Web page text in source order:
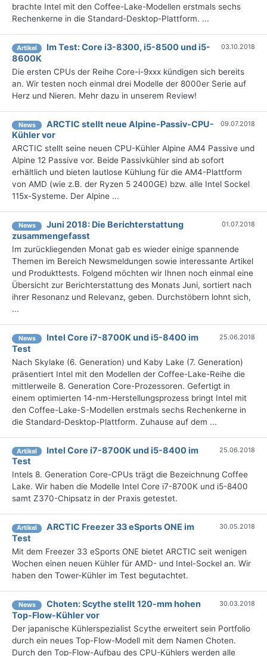
brachte Intel mit den Coffee-Lake-Modellen erstmals sechs
Rechenkerne in die Standard-Desktop-Plattform. ...
Artikel
Im Test: Core i3-8300, i5-8500 und i5-
8600K
03.10.2018
Die ersten CPUs der Reihe Core-i-9xxx kündigen sich bereits
an. Wir testen noch einmal drei Modelle der 8000er Serie auf
Herz und Nieren. Mehr dazu in unserem Review!
News
ARCTIC stellt neue Alpine-Passiv-CPU-
Kühler vor
09.07.2018
ARCTIC stellt seine neuen CPU-Kühler Alpine AM4 Passive und
Alpine 12 Passive vor. Beide Passivkühler sind ab sofort
erhältlich und bieten lautlose Kühlung für die AM4-Plattform
von AMD (wie z.B. der Ryzen 5 2400GE) bzw. alle Intel Sockel
115x-Systeme. Der Alpine ...
News
Juni 2018: Die Berichterstattung
zusammengefasst
01.07.2018
Im zurückliegenden Monat gab es wieder einige spannende
Themen im Bereich Newsmeldungen sowie interessante Artikel
und Produkttests. Folgend möchten wir Ihnen noch einmal eine
Übersicht zur Berichterstattung des Monats Juni, sortiert nach
ihrer Resonanz und Relevanz, geben. Durchstöbern lohnt sich,
...
News
Intel Core i7-8700K und i5-8400 im
Test
25.06.2018
Nach Skylake (6. Generation) und Kaby Lake (7. Generation)
präsentiert Intel mit den Modellen der Coffee-Lake-Reihe die
mittlerweile 8. Generation Core-Prozessoren. Gefertigt in
einem optimierten 14-nm-Herstellungsprozess bringt Intel mit
den Coffee-Lake-S-Modellen erstmals sechs Rechenkerne in
die Standard-Desktop-Plattform. Zuhause auf dem ...
Artikel
Intel Core i7-8700K und i5-8400 im
Test
25.06.2018
Intels 8. Generation Core-CPUs trägt die Bezeichnung Coffee
Lake. Wir haben die Modelle Intel Core i7-8700K und i5-8400
samt Z370-Chipsatz in der Praxis getestet.
Artikel
ARCTIC Freezer 33 eSports ONE im
Test
30.05.2018
Mit dem Freezer 33 eSports ONE bietet ARCTIC seit wenigen
Wochen einen neuen Kühler für AMD- und Intel-Sockel an. Wir
haben den Tower-Kühler im Test begutachtet.
News
Choten: Scythe stellt 120-mm hohen
Top-Flow-Kühler vor
30.03.2018
Der japanische Kühlerspezialist Scythe erweitert sein Portfolio
durch ein neues Top-Flow-Modell mit dem Namen Choten.
Durch den Top-Flow-Aufbau des CPU-Kühlers werden alle